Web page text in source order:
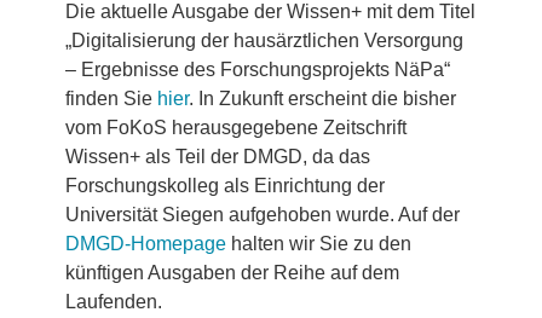
Die aktuelle Ausgabe der Wissen+ mit dem Titel
„Digitalisierung der hausärztlichen Versorgung
– Ergebnisse des Forschungsprojekts NäPa“
finden Sie hier. In Zukunft erscheint die bisher
vom FoKoS herausgegebene Zeitschrift
Wissen+ als Teil der DMGD, da das
Forschungskolleg als Einrichtung der
Universität Siegen aufgehoben wurde. Auf der
DMGD-Homepagehalten wir Sie zu den
künftigen Ausgaben der Reihe auf dem
Laufenden.